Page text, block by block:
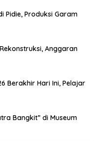
Pidie, Produksi Garam
Anggaran
Berakhir Hari Ini, Pelajar
Bangkit” di Museum